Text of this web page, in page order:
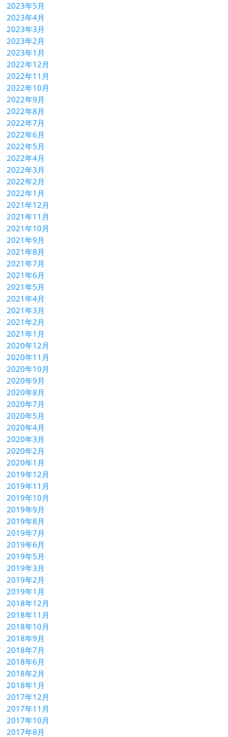
2023年5月
2023年4月
2023年3月
2023年2月
2023年1月
2022年12月
2022年11月
2022年10月
2022年9月
2022年8月
2022年7月
2022年6月
2022年5月
2022年4月
2022年3月
2022年2月
2022年1月
2021年12月
2021年11月
2021年10月
2021年9月
2021年8月
2021年7月
2021年6月
2021年5月
2021年4月
2021年3月
2021年2月
2021年1月
2020年12月
2020年11月
2020年10月
2020年9月
2020年8月
2020年7月
2020年5月
2020年4月
2020年3月
2020年2月
2020年1月
2019年12月
2019年11月
2019年10月
2019年9月
2019年8月
2019年7月
2019年6月
2019年5月
2019年3月
2019年2月
2019年1月
2018年12月
2018年11月
2018年10月
2018年9月
2018年7月
2018年6月
2018年2月
2018年1月
2017年12月
2017年11月
2017年10月
2017年8月